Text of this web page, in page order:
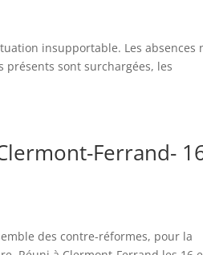
insupportable. Les absences
présents sont surchargées, les
Ferrand-
des contre-réformes, pour la